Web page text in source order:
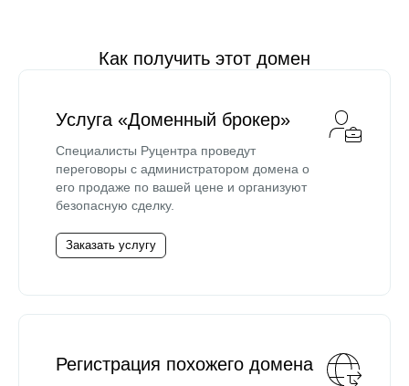
Как получить этот домен
Услуга «Доменный брокер»
Специалисты Руцентра проведут
переговоры с администратором домена о
его продаже по вашей цене и организуют
безопасную сделку.
Заказать услугу
Регистрация похожего домена